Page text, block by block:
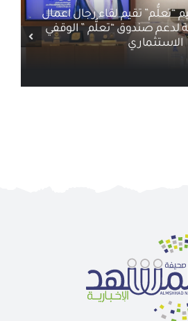
“تعلُّم” تقيم لقاء رجال اعمال
لدعم صندوق “تعلُّم ” الوقفي
الاستثماري